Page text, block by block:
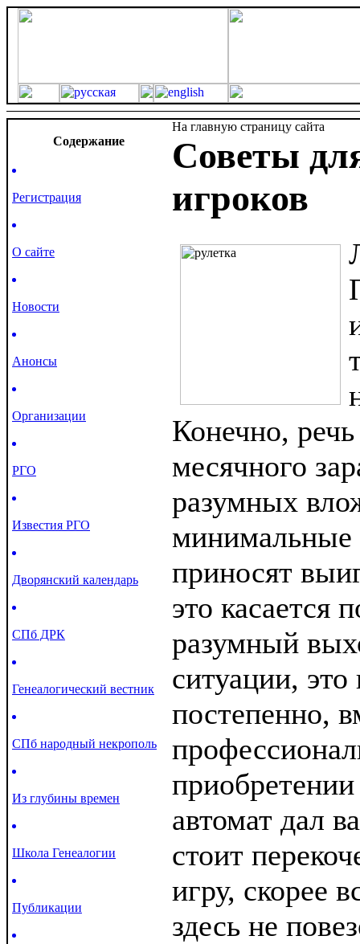
Cодержание
Регистрация
О сайте
Новости
Анонсы
Организации
РГО
Известия РГО
Дворянский календарь
СПб ДРК
Генеалогический вестник
СПб народный некрополь
Из глубины времен
Школа Генеалогии
Публикации
На главную страницу сайта
Советы
игроков
Конечно,
месячного
разумных
минимальные
приносят
это касается
разумный
ситуации,
постепенно,
автомат дал
стоит
игру, скорее
здесь не